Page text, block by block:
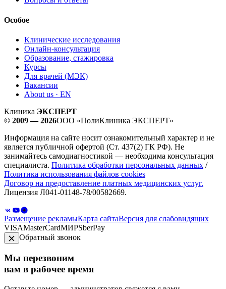
Особое
Клинические исследования
Онлайн-консультация
Образование, стажировка
Курсы
Для врачей (МЭК)
Вакансии
About us · EN
Клиника ЭКСПЕРТ
© 2009 — 2026ООО «ПолиКлиника ЭКСПЕРТ»
Информация на сайте носит ознакомительный характер и не
является публичной офертой (Ст. 437(2) ГК РФ). Не
занимайтесь самодиагностикой — необходима консультация
специалиста. Политика обработки персональных данных /
Политика использования файлов cookies
Договор на предоставление платных медицинских услуг.
Лицензия Л041-01148-78/00582669.
Размещение рекламыКарта сайтаВерсия для слабовидящих
VISAMasterCardМИРSberPay
Обратный звонок
Мы перезвоним
вам в рабочее время